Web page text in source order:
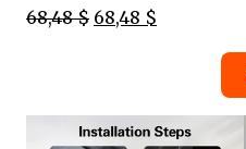
68,48 $ 68,48 $